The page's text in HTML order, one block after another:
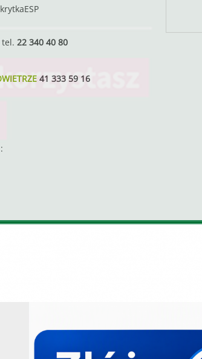
tel. 22 340 40 80
41 333 59 16